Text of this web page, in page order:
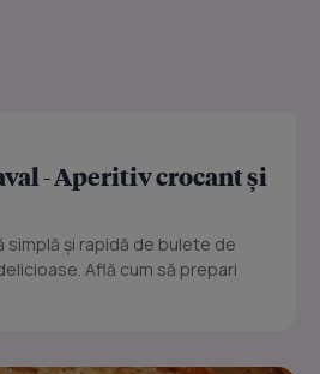
- Aperitiv crocant și
și rapidă de bulete de
Află cum să prepari